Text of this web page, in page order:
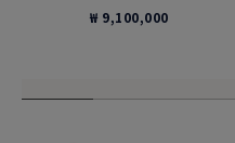
₩ 9,100,000